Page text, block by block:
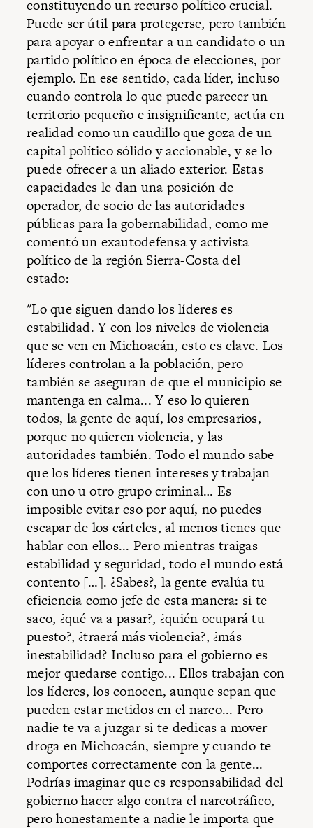
constituyendo un recurso político crucial.
Puede ser útil para protegerse, pero también
para apoyar o enfrentar a un candidato o un
partido político en época de elecciones, por
ejemplo. En ese sentido, cada líder, incluso
cuando controla lo que puede parecer un
territorio pequeño e insignificante, actúa en
realidad como un caudillo que goza de un
capital político sólido y accionable, y se lo
puede ofrecer a un aliado exterior. Estas
capacidades le dan una posición de
operador, de socio de las autoridades
públicas para la gobernabilidad, como me
comentó un exautodefensa y activista
político de la región Sierra-Costa del
estado:
"Lo que siguen dando los líderes es
estabilidad. Y con los niveles de violencia
que se ven en Michoacán, esto es clave. Los
líderes controlan a la población, pero
también se aseguran de que el municipio se
mantenga en calma... Y eso lo quieren
todos, la gente de aquí, los empresarios,
porque no quieren violencia, y las
autoridades también. Todo el mundo sabe
que los líderes tienen intereses y trabajan
con uno u otro grupo criminal… Es
imposible evitar eso por aquí, no puedes
escapar de los cárteles, al menos tienes que
hablar con ellos... Pero mientras traigas
estabilidad y seguridad, todo el mundo está
contento […]. ¿Sabes?, la gente evalúa tu
eficiencia como jefe de esta manera: si te
saco, ¿qué va a pasar?, ¿quién ocupará tu
puesto?, ¿traerá más violencia?, ¿más
inestabilidad? Incluso para el gobierno es
mejor quedarse contigo... Ellos trabajan con
los líderes, los conocen, aunque sepan que
pueden estar metidos en el narco... Pero
nadie te va a juzgar si te dedicas a mover
droga en Michoacán, siempre y cuando te
comportes correctamente con la gente...
Podrías imaginar que es responsabilidad del
gobierno hacer algo contra el narcotráfico,
pero honestamente a nadie le importa que